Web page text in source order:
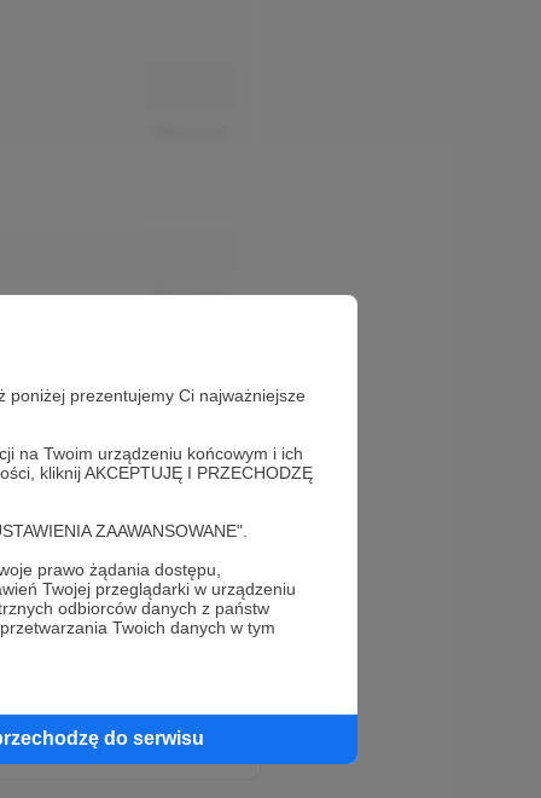
poniżej prezentujemy Ci najważniejsze
na Twoim urządzeniu końcowym i ich
kliknij AKCEPTUJĘ I PRZECHODZĘ
ZAAWANSOWANE".
prawo żądania dostępu,
Twojej przeglądarki w urządzeniu
odbiorców danych z państw
Twoich danych w tym
do serwisu
Odpowiedz